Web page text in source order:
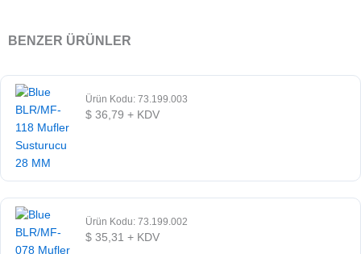
BENZER ÜRÜNLER
Ürün Kodu: 73.199.003
$ 36,79 + KDV
Ürün Kodu: 73.199.002
$ 35,31 + KDV